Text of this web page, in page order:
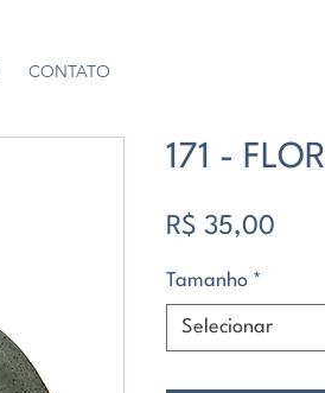
CONTATO
171 -
R$ 35,00
Tamanho *
Selecionar